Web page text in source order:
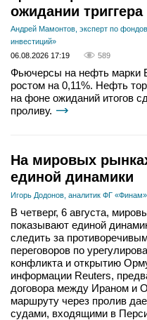
ожидании триггера
Андрей Мамонтов, эксперт по
инвестиций»
06.08.2026 17:19
589
Фьючерсы на нефть марки
ростом на 0,11%. Нефть
на фоне ожиданий итогов
проливу.
На мировых
единой динамики
Игорь Додонов, аналитик ФГ «Финам»
В четверг, 6 августа,
показывают единой
следить за
переговоров по
конфликта и открытию
информации Reuters,
договора между Ираном и
маршруту через пролив
судами, входящими в